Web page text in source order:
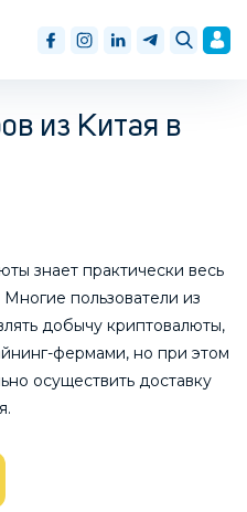
из Китая в
знает практически весь
пользователи из
добычу криптовалюты,
фермами, но при этом
осуществить доставку